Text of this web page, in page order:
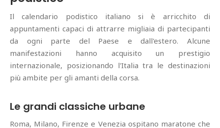
Il calendario podistico italiano si è arricchito di
appuntamenti capaci di attrarre migliaia di partecipanti
da ogni parte del Paese e dall'estero. Alcune
manifestazioni hanno acquisito un prestigio
internazionale, posizionando l'Italia tra le destinazioni
più ambite per gli amanti della corsa.
Le grandi classiche urbane
Roma, Milano, Firenze e Venezia ospitano maratone che